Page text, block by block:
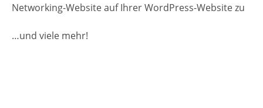
Networking-Website auf Ihrer WordPress-Website zu
…und viele mehr!